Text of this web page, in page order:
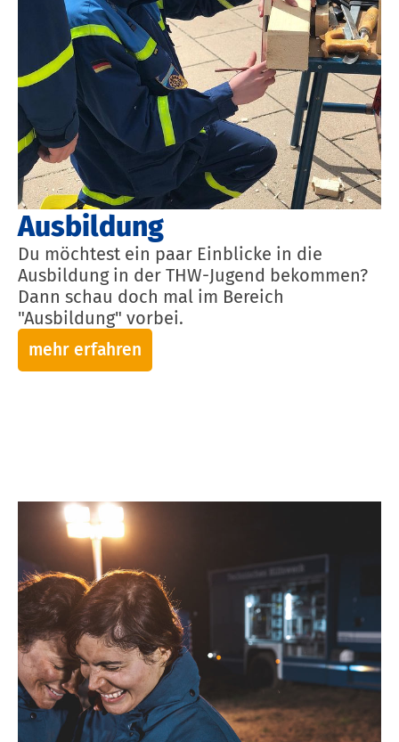
Ausbildung
Du möchtest ein paar Einblicke in die
Ausbildung in der THW-Jugend bekommen?
Dann schau doch mal im Bereich
"Ausbildung" vorbei.
mehr erfahren